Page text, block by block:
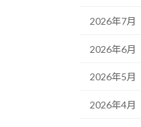
2026年7月
2026年6月
2026年5月
2026年4月